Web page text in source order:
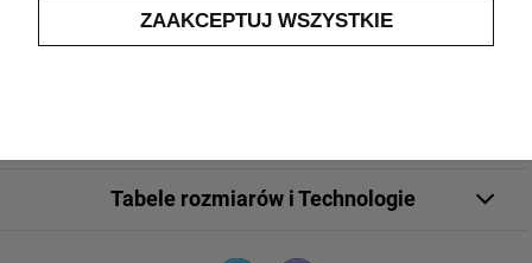
Moje konto
Tabele rozmiarów i Technologie
ZAAKCEPTUJ WSZYSTKIE